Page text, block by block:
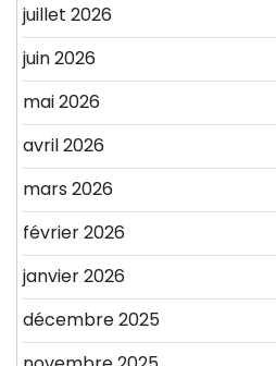
juillet 2026
juin 2026
mai 2026
avril 2026
mars 2026
février 2026
janvier 2026
décembre 2025